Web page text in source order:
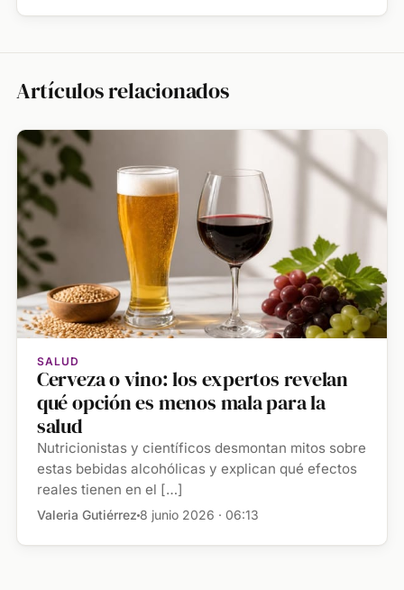
Artículos relacionados
SALUD
Cerveza o vino: los expertos revelan
qué opción es menos mala para la
salud
Nutricionistas y científicos desmontan mitos sobre
estas bebidas alcohólicas y explican qué efectos
reales tienen en el […]
Valeria Gutiérrez 8 junio 2026 · 06:13